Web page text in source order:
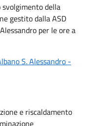
della
gestito dalla ASD
per le ore a
S. Alessandro -
e riscaldamento